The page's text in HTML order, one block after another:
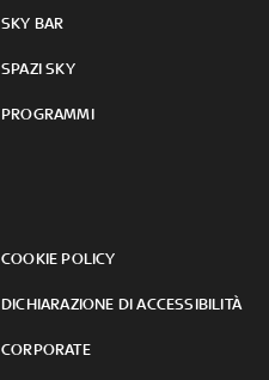
SKY BAR
SPAZI SKY
PROGRAMMI
COOKIE POLICY
DICHIARAZIONE DI ACCESSIBILITÀ
CORPORATE